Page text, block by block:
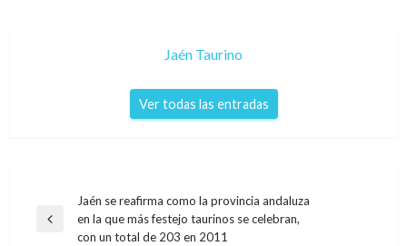
Jaén Taurino
Ver todas las entradas
Navegación
de
Entrada
Jaén se reafirma como la provincia andaluza
en la que más festejo taurinos se celebran,
con un total de 203 en 2011